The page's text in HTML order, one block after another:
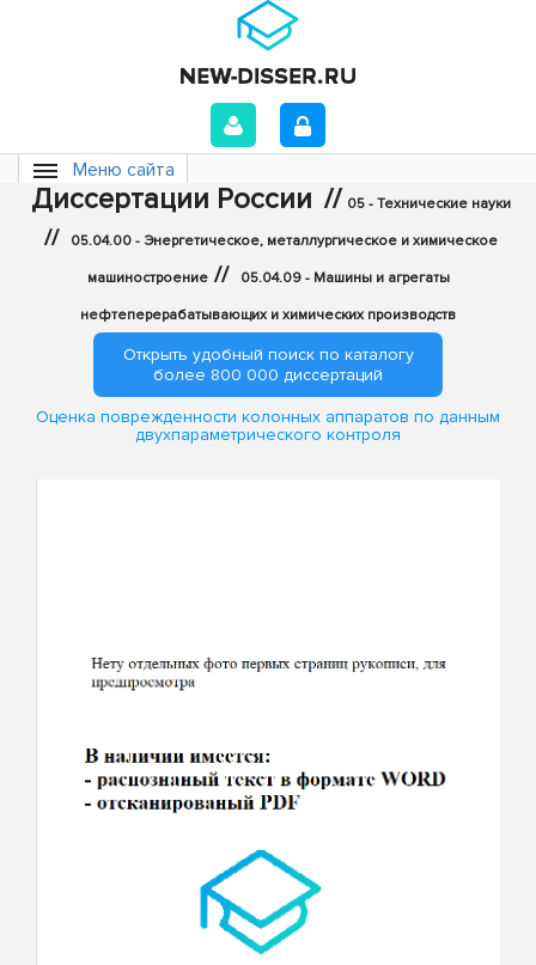
Меню сайта
Диссертации России // 05 - Технические науки
// 05.04.00 - Энергетическое, металлургическое и химическое
машиностроение // 05.04.09 - Машины и агрегаты
нефтеперерабатывающих и химических производств
Открыть удобный поиск по каталогу
более 800 000 диссертаций
Оценка поврежденности колонных аппаратов по данным
двухпараметрического контроля